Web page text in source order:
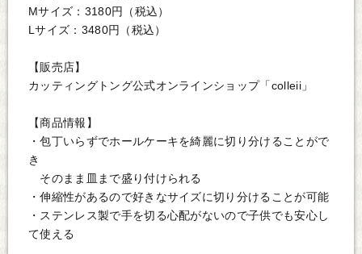
Mサイズ：3180円（税込）
Lサイズ：3480円（税込）
【販売店】
カッティングトング公式オンラインショップ「colleii」
【商品情報】
・包丁いらずでホールケーキを綺麗に切り分けることがで
き
そのまま皿まで盛り付けられる
・伸縮性があるので好きなサイズに切り分けることが可能
・ステンレス製で手を切る心配がないので子供でも安心し
て使える